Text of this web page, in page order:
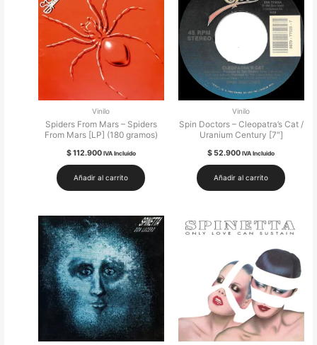
Vinilo
Spiders From Mars – Spiders
From Mars [LP] (180 gramos)
$112.900 IVA Incluido
Añadir al carrito
Vinilo
Spin Doctors – Cleopatra’s Cat /
Uranium Century [7″]
$52.900 IVA Incluido
Añadir al carrito